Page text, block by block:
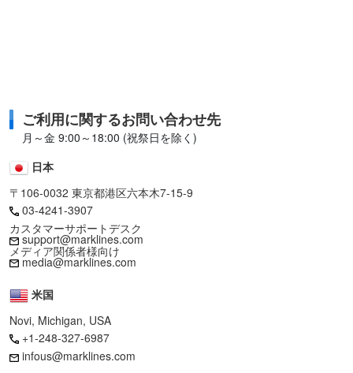
ご利用に関するお問い合わせ先
月～金 9:00～18:00 (祝祭日を除く)
日本
〒106-0032 東京都港区六本木7-15-9
03-4241-3907
カスタマーサポートデスク
support@marklines.com
メディア関係者様向け
media@marklines.com
米国
Novi, Michigan, USA
+1-248-327-6987
infous@marklines.com